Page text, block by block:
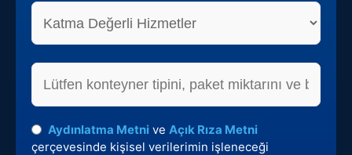
Aydınlatma Metni ve Açık Rıza Metni
çerçevesinde kişisel verilerimin işleneceği